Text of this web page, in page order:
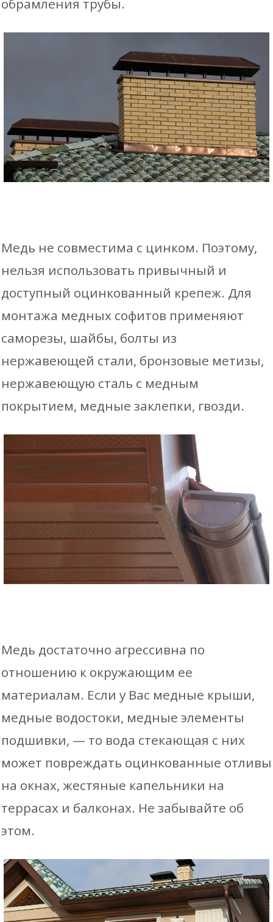
обрамления трубы.
Медь не совместима с цинком. Поэтому,
нельзя использовать привычный и
доступный оцинкованный крепеж. Для
монтажа медных софитов применяют
саморезы, шайбы, болты из
нержавеющей стали, бронзовые метизы,
нержавеющую сталь с медным
покрытием, медные заклепки, гвозди.
Медь достаточно агрессивна по
отношению к окружающим ее
материалам. Если у Вас медные крыши,
медные водостоки, медные элементы
подшивки, — то вода стекающая с них
может повреждать оцинкованные отливы
на окнах, жестяные капельники на
террасах и балконах. Не забывайте об
этом.